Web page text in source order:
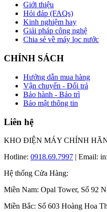
Giới thiệu
Hỏi đáp (FAQs)
Kinh nghiệm hay
Giải pháp công nghệ
Chia sẻ về máy lọc nước
CHÍNH SÁCH
Hướng dẫn mua hàng
Vận chuyển - Đổi trả
Bảo hành - Bảo trì
Bảo mật thông tin
Liên hệ
KHO ĐIỆN MÁY CHÍNH
Hotline: 0918.69.7997 | Email:
Hệ thống Cửa Hàng:
Miền Nam: Opal Tower, Số 92
Miền Bắc: Số 603 Hoàng Hoa